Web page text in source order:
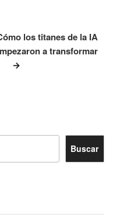
los titanes de la IA
a transformar
Buscar